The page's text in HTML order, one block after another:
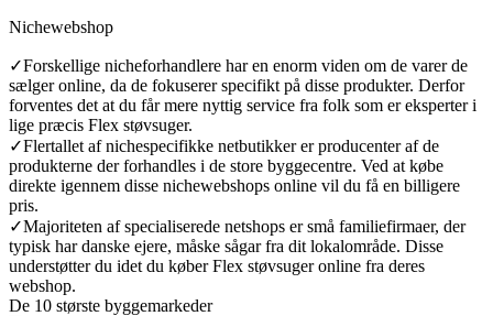
Nichewebshop
✓Forskellige nicheforhandlere har en enorm viden om de varer de
sælger online, da de fokuserer specifikt på disse produkter. Derfor
forventes det at du får mere nyttig service fra folk som er eksperter i
lige præcis Flex støvsuger.
✓Flertallet af nichespecifikke netbutikker er producenter af de
produkterne der forhandles i de store byggecentre. Ved at købe
direkte igennem disse nichewebshops online vil du få en billigere
pris.
✓Majoriteten af specialiserede netshops er små familiefirmaer, der
typisk har danske ejere, måske sågar fra dit lokalområde. Disse
understøtter du idet du køber Flex støvsuger online fra deres
webshop.
De 10 største byggemarkeder